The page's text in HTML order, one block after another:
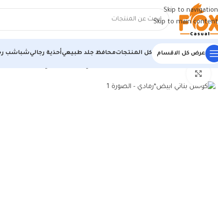
Skip to navigation
Skip to main content
عرض كل الاقسام كل المنتجاتمحافظ جلد طبيعيأحذية رجاليشباشب
الرئيسية/حريمي/كوتشي حريمي